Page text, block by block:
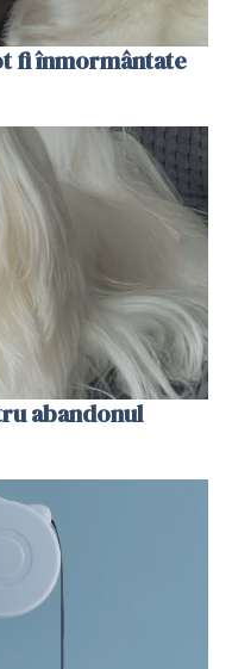
fi înmormântate
abandonul